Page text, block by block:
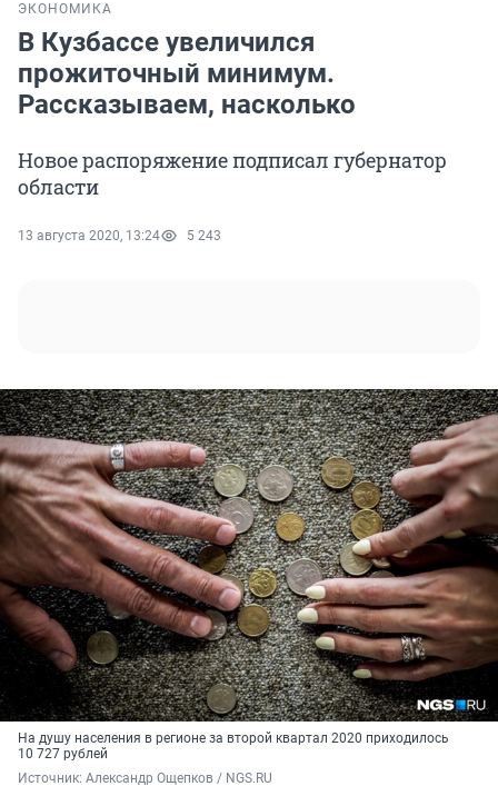
ЭКОНОМИКА
В Кузбассе увеличился
прожиточный минимум.
Рассказываем, насколько
Новое распоряжение подписал губернатор
области
13 августа 2020, 13:24 5 243
На душу населения в регионе за второй квартал 2020 приходилось
10 727 рублей
Источник: Александр Ощепков / NGS.RU